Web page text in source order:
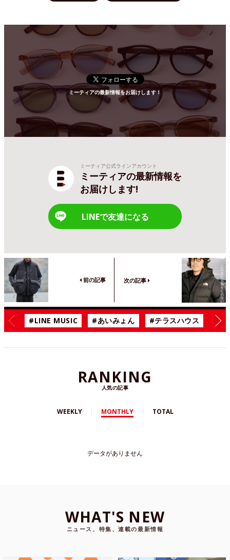
ミーティアの最新情報をお届けします！
ミーティア公式ラインアカウント
ミーティアの最新情報を
お届けします!
LINEで友達になる
前の記事 次の記事
#LINE MUSIC #あいみょん #テラスハウス #漫
RANKING
人気の記事
WEEKLY MONTHLY TOTAL
データがありません
WHAT'S NEW
ニュース、特集、連載の最新情報